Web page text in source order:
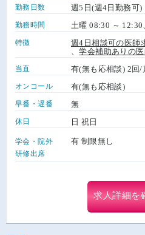
勤務日数 週5日(週4日勤務可)
勤務時間 土曜 08:30 ～
特徴 週4日相談可の医師
、学会補助ありの医
当直 有(無も応相談) 2回/
オンコール 有(無も応相談)
早番・遅番 無
休日 日 祝日
学会・院外
研修出席
有 制限無し
求人詳細を